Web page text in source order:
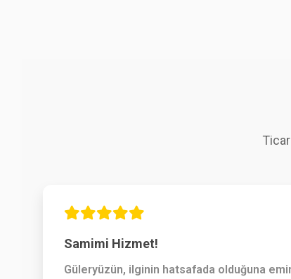
Samimi Hizmet!
Güleryüzün, ilginin hatsafada olduğuna